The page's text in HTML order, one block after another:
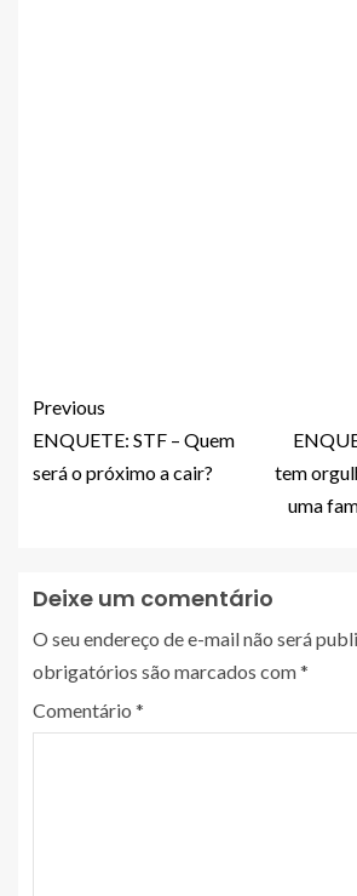
Previous
ENQUETE: STF – Quem
será o próximo a cair?
tem
uma
Deixe um comentário
O seu endereço de e-mail não será
obrigatórios são marcados com*
Comentário *